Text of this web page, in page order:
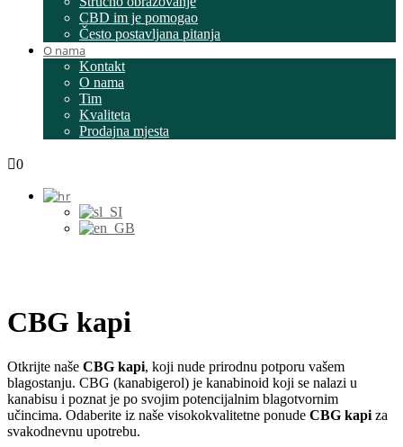
CBD im je pomogao
Često postavljana pitanja
O nama
Kontakt
O nama
Tim
Kvaliteta
Prodajna mjesta
0
CBG kapi
Otkrijte naše CBG kapi, koji nude prirodnu potporu vašem
blagostanju. CBG (kanabigerol) je kanabinoid koji se nalazi u
kanabisu i poznat je po svojim potencijalnim blagotvornim
učincima. Odaberite iz naše visokokvalitetne ponude CBG kapi za
svakodnevnu upotrebu.